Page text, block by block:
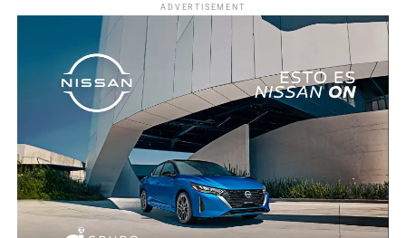
realizaron las diligencias correspondientes y el
levantamiento del cuerpo. Hasta el momento no se
cuenta con información sobre los agresores, y el cadáver
fue trasladado al Servicio Médico Forense en espera de
ser identificado, en tanto continúan las investigaciones.
ADVERTISEMENT